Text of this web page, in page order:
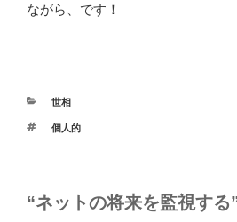
ながら、です！
カ
ゴ
世相
タ
個人的
“ネットの将来を監視す